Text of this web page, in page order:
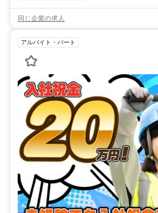
同じ企業の求人
アルバイト・パート